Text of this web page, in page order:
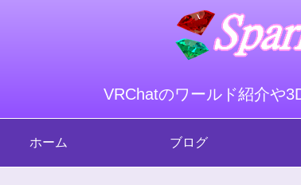
VRChatのワールド紹介や
ホーム ブログ